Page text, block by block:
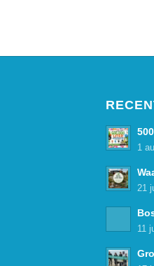
1
21
11